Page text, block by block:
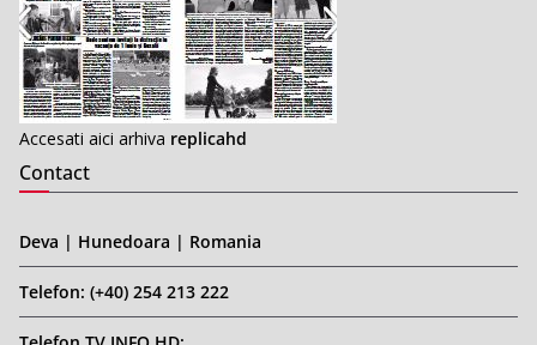
Accesati aici arhiva replicahd
Contact
Deva | Hunedoara | Romania
Telefon: (+40) 254 213 222